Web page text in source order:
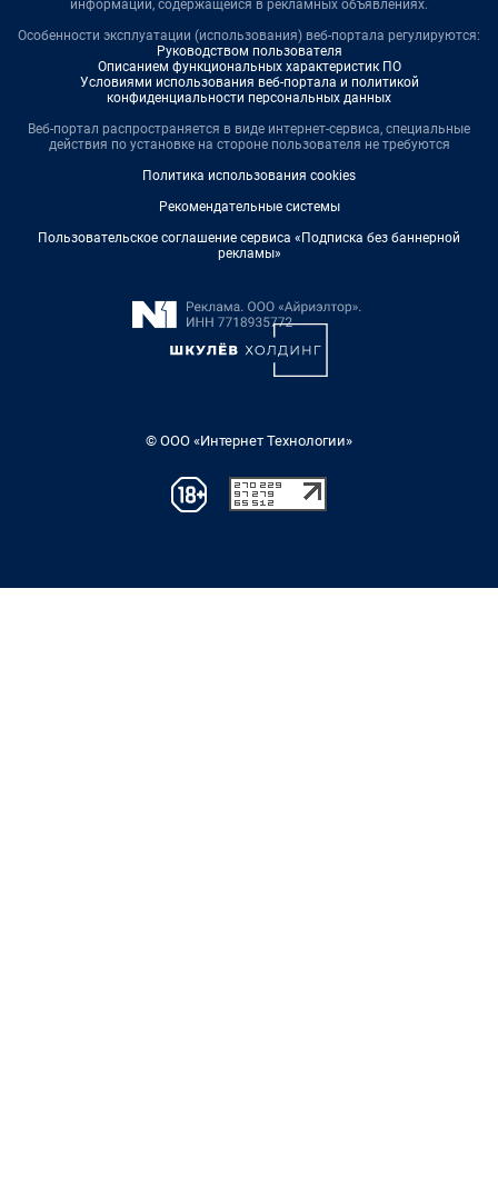
информации, содержащейся в рекламных объявлениях.
Особенности эксплуатации (использования) веб-портала регулируются:
Руководством пользователя
Описанием функциональных характеристик ПО
Условиями использования веб-портала и политикой
конфиденциальности персональных данных
Веб-портал распространяется в виде интернет-сервиса, специальные
действия по установке на стороне пользователя не требуются
Политика использования cookies
Рекомендательные системы
Пользовательское соглашение сервиса «Подписка без баннерной
рекламы»
© ООО «Интернет Технологии»